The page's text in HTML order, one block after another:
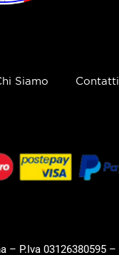
Siamo Contatti
– P.Iva 03126380595 –